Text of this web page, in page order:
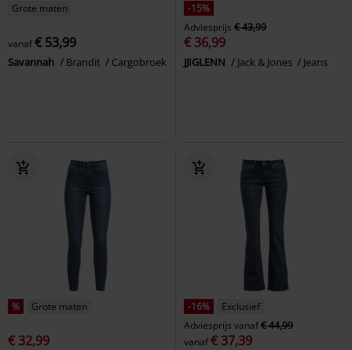
Grote maten
vanaf€ 53,99
Savannah Brandit Cargobroek
-15%
Adviesprijs € 43,99
€ 36,99
JJIGLENN Jack & Jones Jeans
% Grote maten
€ 32,99
-16%
Exclusief
Adviesprijs vanaf€ 44,99
vanaf€ 37,39